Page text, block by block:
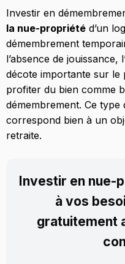
Investir en
la nue-propriété d’un
démembrement
l’absence de jouissance,
décote importante sur le
profiter du bien comme
démembrement. Ce type
correspond bien à un
retraite.
Investir en nue-
à vos
gratuitement